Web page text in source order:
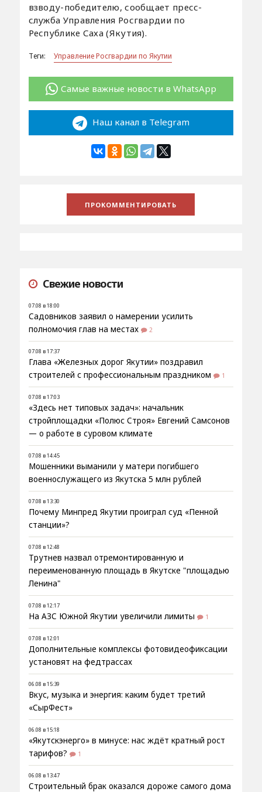
взводу-победителю, сообщает пресс-
служба Управления Росгвардии по
Республике Саха (Якутия).
Теги: Управление Росгвардии по Якутии
Самые важные новости в WhatsApp
Наш канал в Telegram
Свежие новости
07.08 в 18:00
Садовников заявил о намерении усилить
полномочия глав на местах
2
07.08 в 17:37
Глава «Железных дорог Якутии» поздравил
строителей с профессиональным праздником
1
07.08 в 17:03
«Здесь нет типовых задач»: начальник
стройплощадки «Полюс Строя» Евгений Самсонов
— о работе в суровом климате
07.08 в 14:45
Мошенники выманили у матери погибшего
военнослужащего из Якутска 5 млн рублей
07.08 в 13:30
Почему Минпред Якутии проиграл суд «Пенной
станции»?
07.08 в 12:48
Трутнев назвал отремонтированную и
переименованную площадь в Якутске "площадью
Ленина"
07.08 в 12:17
На АЗС Южной Якутии увеличили лимиты 1
07.08 в 12:01
Дополнительные комплексы фотовидеофиксации
установят на федтрассах
06.08 в 15:39
Вкус, музыка и энергия: каким будет третий
«СырФест»
06.08 в 15:18
«Якутскэнерго» в минусе: нас ждёт кратный рост
тарифов?
1
06.08 в 13:47
Строительный брак оказался дороже самого дома